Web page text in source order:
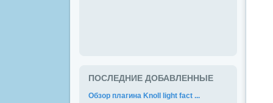
ПОСЛЕДНИЕ ДОБАВЛЕННЫЕ
Обзор плагина Knoll light fact ...